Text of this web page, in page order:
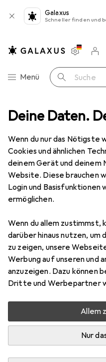
Deine Daten.
Wenn du nur das Nötigste
Cookies und ähnlichen
deinem Gerät und deinem
Website. Diese brauchen
Login und Basisfunktionen
ermöglichen.
Wenn du allem zustimmst,
darüber hinaus nutzen,
zu zeigen, unsere
Werbung auf unseren und
anzuzeigen. Dazu können
Dritte und Werbepartner
Allem
Nur
Galaxus
Schneller finden und
Navigation nach Kategorien
Menü Suche
Merklisten
Warenkorb
Bücher Fachbücher The
EUR
58,–
The
Englisch,
Zubehör für
Sourcebook
Hier findest du passendes
Architect's Sourcebook.
Keine